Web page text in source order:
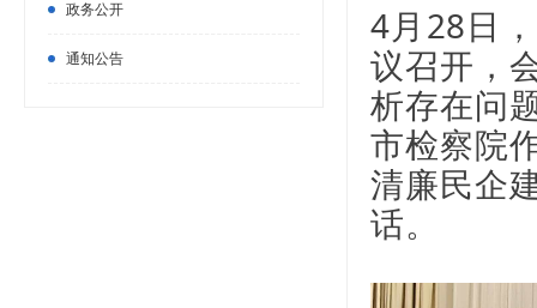
政务公开
通知公告
4月28日
议召开，
析存在问
市检察院
清廉民企
话。